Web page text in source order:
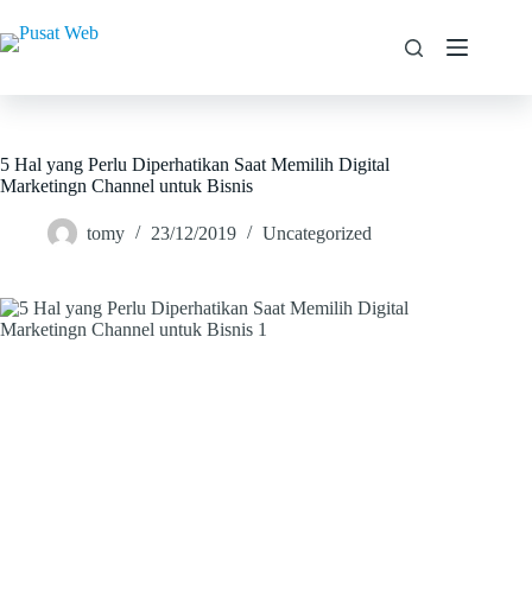
5 Hal yang Perlu Diperhatikan Saat Memilih Digital
Marketingn Channel untuk Bisnis
tomy 23/12/2019 Uncategorized